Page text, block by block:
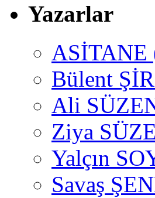
Yazarlar
ASİTANE
Bülent
Ali
Ziya
Yalçın
Savaş